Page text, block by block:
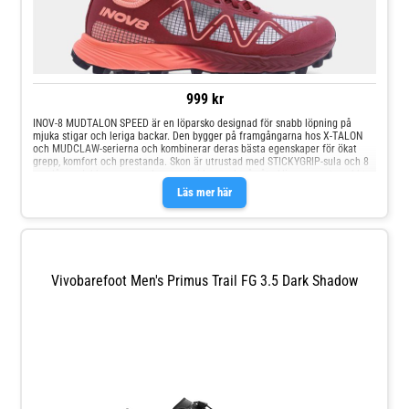
999 kr
Läs mer här
INOV-8 MUDTALON SPEED är en löparsko designad för snabb löpning på
mjuka stigar och leriga backar. Den bygger på framgångarna hos X-TALON
och MUDCLAW-serierna och kombinerar deras bästa egenskaper för ökat
grepp, komfort och prestanda. Skon är utrustad med STICKYGRIP-sula och 8
mm långa dubbar som ger bra grepp i lera och på våta klippor, samt snabbt
släpper leran. Mellansulan med POWERFLOW PRO-skum och BOOMERANG-
sulinsats ger både dämpning och responsivitet samtidigt som den behåller
markkontakten. MUDTALON SPEED erbjuder också skydd genom en flexibel
Vivobarefoot Men's Primus Trail FG 3.5 Dark Shadow